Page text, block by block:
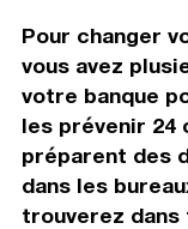
Pour changer
vous avez
votre banque
les prévenir 24
préparent des
dans les
trouverez